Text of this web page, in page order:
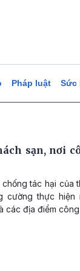
Pháp luật Sức
sạn, nơi
tác hại của
cường thực hiện
các địa điểm